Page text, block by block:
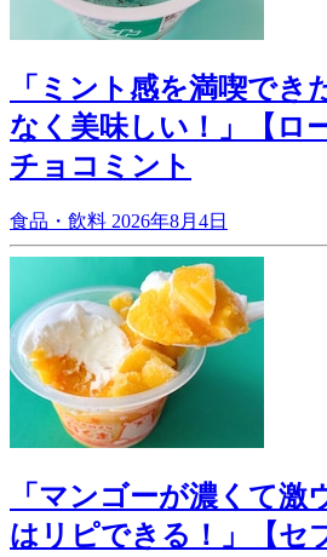
「ミント感を満喫でき
なく美味しい！」【ロ
チョコミント
食品・飲料 2026年8月4日
「マンゴーが濃くて激
はリピできる！」【セ